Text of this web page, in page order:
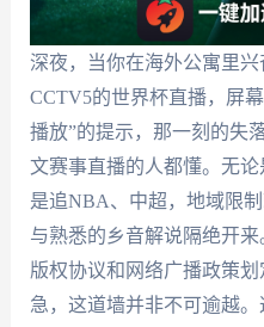
深夜，当你在海外公寓里
CCTV5的世界杯直播，屏
播放”的提示，那一刻的失
文赛事直播的人都懂。无论
是追NBA、中超，地域限
与熟悉的乡音解说隔绝开来
版权协议和网络广播政策
急，这道墙并非不可逾越